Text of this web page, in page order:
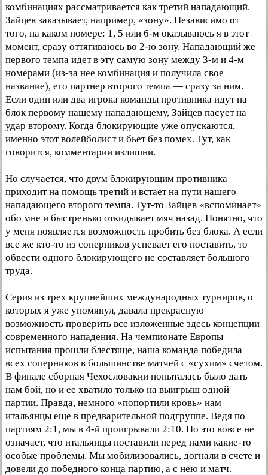
комбинациях рассматривается как третий нападающий.
Зайцев заказывает, например, «зону». Независимо от
того, на каком номере: 1, 5 или 6-м оказываюсь я в этот
момент, сразу оттягиваюсь во 2-ю зону. Нападающий же
первого темпа идет в эту самую зону между 3-м и 4-м
номерами (из-за нее комбинация и получила свое
название), его партнер второго темпа — сразу за ним.
Если один или два игрока команды противника идут на
блок первому нашему нападающему, Зайцев пасует на
удар второму. Когда блокирующие уже опускаются,
именно этот волейболист и бьет без помех. Тут, как
говорится, комментарии излишни.
Но случается, что двум блокирующим противника
приходит на помощь третий и встает на пути нашего
нападающего второго темпа. Тут-то Зайцев «вспоминает»
обо мне и быстренько откидывает мяч назад. Понятно, что
у меня появляется возможность пробить без блока. А если
все же кто-то из соперников успевает его поставить, то
обвести одного блокирующего не составляет большого
труда.
Серия из трех крупнейших международных турниров, о
которых я уже упомянул, давала прекрасную
возможность проверить все изложенные здесь концепции
современного нападения. На чемпионате Европы
испытания прошли блестяще, наша команда победила
всех соперников в большинстве матчей с «сухим» счетом.
В финале сборная Чехословакии попыталась было дать
нам бой, но и ее хватило только на выигрыш одной
партии. Правда, немного «попортили кровь» нам
итальянцы еще в предварительной подгруппе. Ведя по
партиям 2:1, мы в 4-й проигрывали 2:10. Но это вовсе не
означает, что итальянцы поставили перед нами какие-то
особые проблемы. Мы мобилизовались, догнали в счете и
довели до победного конца партию, а с нею и матч.